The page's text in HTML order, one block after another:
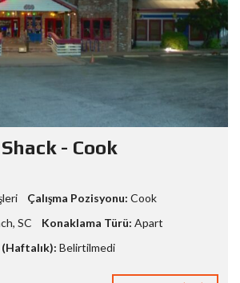
- Cook
Çalışma Pozisyonu: Cook
, SC Konaklama Türü: Apart
Belirtilmedi